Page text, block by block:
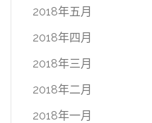
2018年五月
2018年四月
2018年三月
2018年二月
2018年一月